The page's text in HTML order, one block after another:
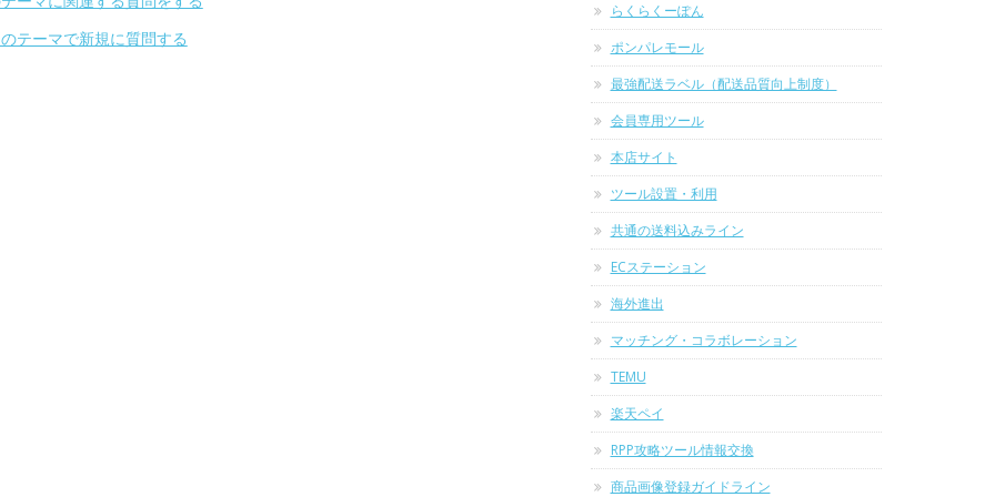
テーマで新規に質問する
らくらくーぽん
ポンパレモール
最強配送ラベル（配送品質向上制度）
会員専用ツール
本店サイト
ツール設置・利用
共通の送料込みライン
ECステーション
海外進出
マッチング・コラボレーション
TEMU
楽天ペイ
RPP攻略ツール情報交換
商品画像登録ガイドライン